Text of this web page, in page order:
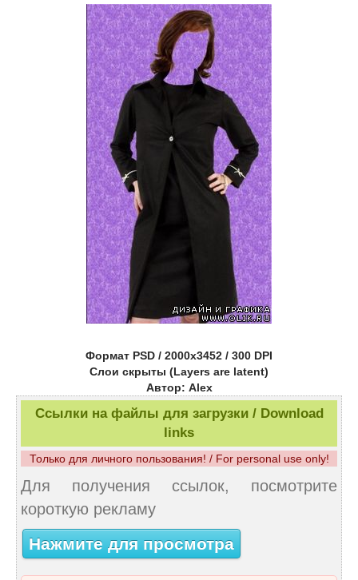
Формат PSD / 2000x3452 / 300 DPI
Слои скрыты (Layers are latent)
Автор: Alex
Ссылки на файлы для загрузки / Download
links
Только для личного пользования! / For personal use only!
Для получения ссылок, посмотрите
короткую рекламу
Нажмите для просмотра